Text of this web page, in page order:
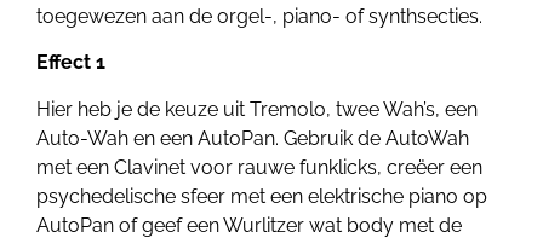
toegewezen aan de orgel-, piano- of synthsecties.
Effect 1
Hier heb je de keuze uit Tremolo, twee Wah’s, een
Auto-Wah en een AutoPan. Gebruik de AutoWah
met een Clavinet voor rauwe funklicks, creëer een
psychedelische sfeer met een elektrische piano op
AutoPan of geef een Wurlitzer wat body met de